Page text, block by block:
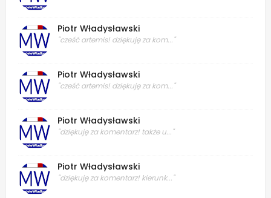
Piotr Władysławski
"cześć artemis! dziękuję za kom..."
Piotr Władysławski
"cześć artemis! dziękuję za kom..."
Piotr Władysławski
"dziękuję za komentarz! także u..."
Piotr Władysławski
"dziękuję za komentarz! kierunk..."